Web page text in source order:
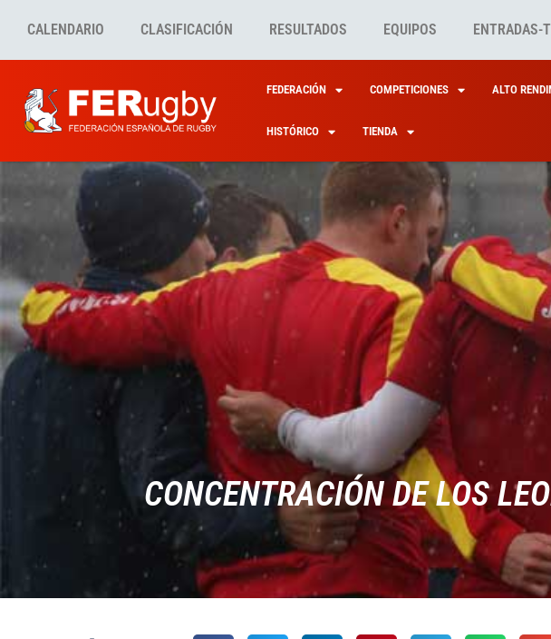
CALENDARIO CLASIFICACIÓN RESULTADOS EQUIPOS ENTRADAS-
FEDERACIÓN COMPETICIONES ALTO
HISTÓRICO TIENDA
CONCENTRACIÓN DE LOS